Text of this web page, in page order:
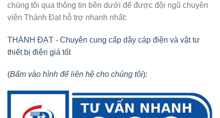
chúng tôi qua thông tin bên dưới để được đội ngũ chuyên
viên Thành Đạt hỗ trợ nhanh nhất:
THÀNH ĐẠT - Chuyên cung cấp dây cáp điện và vật tư
thiết bị điện giá tốt
(Bấm vào hình để liên hệ cho chúng tôi):